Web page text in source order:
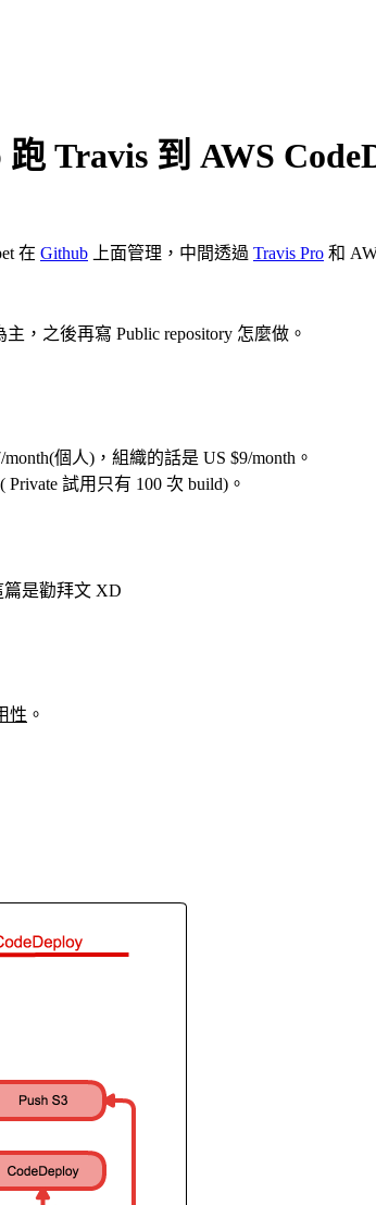
Travis 到 AWS
在 Github 上面管理，中間透過 Travis Pro 和
，之後再寫 Public repository 怎麼做。
個人)，組織的話是 US $9/month。
Private 試用只有 100 次 build)。
篇是勸拜文 XD
性 。